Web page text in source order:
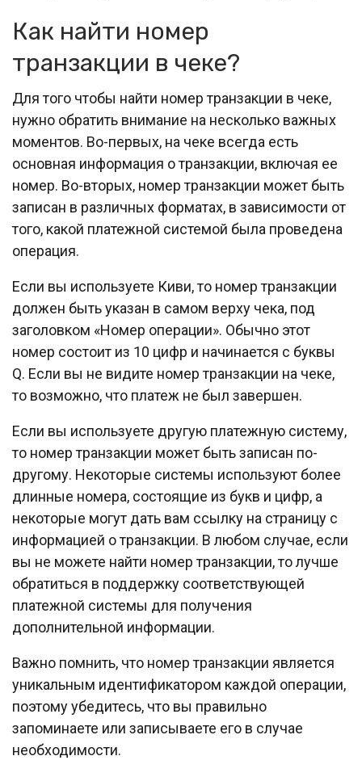
Как найти номер
транзакции в чеке?
Для того чтобы найти номер транзакции в чеке,
нужно обратить внимание на несколько важных
моментов. Во-первых, на чеке всегда есть
основная информация о транзакции, включая ее
номер. Во-вторых, номер транзакции может быть
записан в различных форматах, в зависимости от
того, какой платежной системой была проведена
операция.
Если вы используете Киви, то номер транзакции
должен быть указан в самом верху чека, под
заголовком «Номер операции». Обычно этот
номер состоит из 10 цифр и начинается с буквы
Q. Если вы не видите номер транзакции на чеке,
то возможно, что платеж не был завершен.
Если вы используете другую платежную систему,
то номер транзакции может быть записан по-
другому. Некоторые системы используют более
длинные номера, состоящие из букв и цифр, а
некоторые могут дать вам ссылку на страницу с
информацией о транзакции. В любом случае, если
вы не можете найти номер транзакции, то лучше
обратиться в поддержку соответствующей
платежной системы для получения
дополнительной информации.
Важно помнить, что номер транзакции является
уникальным идентификатором каждой операции,
поэтому убедитесь, что вы правильно
запоминаете или записываете его в случае
необходимости.